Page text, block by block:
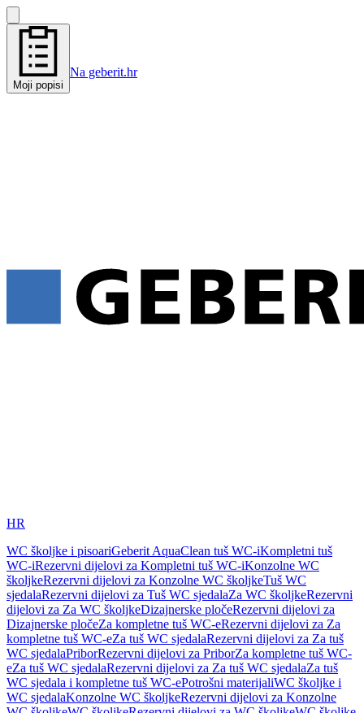
Moji popisi
Na geberit.hr
HR
WC školjke i pisoariGeberit AquaClean tuš WC-iKompletni tuš
WC-iRezervni dijelovi za Kompletni tuš WC-iKonzolne WC
školjkeRezervni dijelovi za Konzolne WC školjkeTuš WC
sjedalaRezervni dijelovi za Tuš WC sjedalaZa WC školjkeRezervni
dijelovi za Za WC školjkeDizajnerske pločeRezervni dijelovi za
Dizajnerske pločeZa kompletne tuš WC-eRezervni dijelovi za Za
kompletne tuš WC-eZa tuš WC sjedalaRezervni dijelovi za Za tuš
WC sjedalaPriborRezervni dijelovi za PriborZa kompletne tuš WC-
eZa tuš WC sjedalaRezervni dijelovi za Za tuš WC sjedalaZa tuš
WC sjedala i kompletne tuš WC-ePotrošni materijaliWC školjke i
WC sjedalaKonzolne WC školjkeRezervni dijelovi za Konzolne